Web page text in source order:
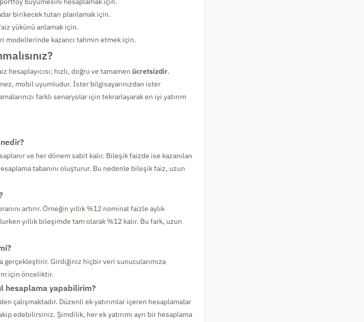
birikecek tutarı planlamak için.
yükünü anlamak için.
modellerinde kazancı tahmin etmek için.
hızlı, doğru ve tamamen ücretsizdir.
mobil uyumludur. İster bilgisayarınızdan ister
farklı senaryolar için tekrarlayarak en iyi yatırım
ve her dönem sabit kalır. Bileşik faizde ise kazanılan
tabanını oluşturur. Bu nedenle bileşik faiz, uzun
artırır. Örneğin yıllık %12 nominal faizle aylık
yıllık bileşimde tam olarak %12 kalır. Bu fark, uzun
gerçekleştirir. Girdiğiniz hiçbir veri sunucularımıza
için önceliktir.
hesaplama yapabilirim?
çalışmaktadır. Düzenli ek yatırımlar içeren hesaplamalar
edebilirsiniz. Şimdilik, her ek yatırımı ayrı bir hesaplama